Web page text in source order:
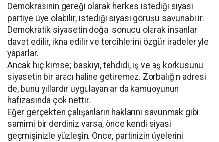
Demokrasinin gereği olarak herkes istediği siyasi
partiye üye olabilir, istediği siyasi görüşü savunabilir.
Demokratik siyasetin doğal sonucu olarak insanlar
davet edilir, ikna edilir ve tercihlerini özgür iradeleriyle
yaparlar.
Ancak hiç kimse; baskıyı, tehdidi, iş ve aş korkusunu
siyasetin bir aracı haline getiremez. Zorbalığın adresi
de, bunu yıllardır uygulayanlar da kamuoyunun
hafızasında çok nettir.
Eğer gerçekten çalışanların haklarını savunmak gibi
samimi bir derdiniz varsa, önce kendi siyasi
geçmişinizle yüzleşin. Önce, partinizin üyelerini